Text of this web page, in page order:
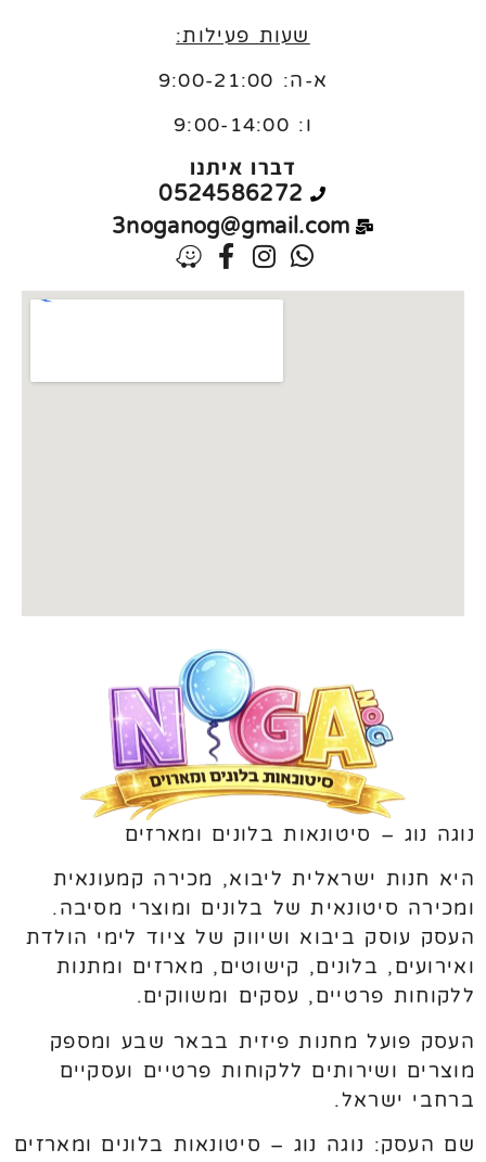
שעות פעילות:
א-ה: 9:00-21:00
ו: 9:00-14:00
דברו איתנו
0524586272
3noganog@gmail.com
נוגה נוג – סיטונאות בלונים ומארזים
היא חנות ישראלית ליבוא, מכירה קמעונאית
ומכירה סיטונאית של בלונים ומוצרי מסיבה.
העסק עוסק ביבוא ושיווק של ציוד לימי הולדת
ואירועים, בלונים, קישוטים, מארזים ומתנות
ללקוחות פרטיים, עסקים ומשווקים.
העסק פועל מחנות פיזית בבאר שבע ומספק
מוצרים ושירותים ללקוחות פרטיים ועסקיים
ברחבי ישראל.
שם העסק: נוגה נוג – סיטונאות בלונים ומארזים